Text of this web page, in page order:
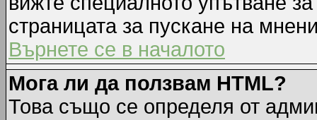
страницата за пускане на
Върнете се в началото
Мога ли да ползвам HTML?
Това също се определя от